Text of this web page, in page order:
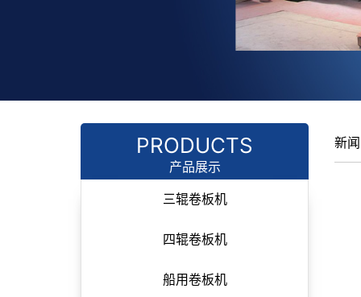
PRODUCTS
产品展示
三辊卷板机
四辊卷板机
船用卷板机
新